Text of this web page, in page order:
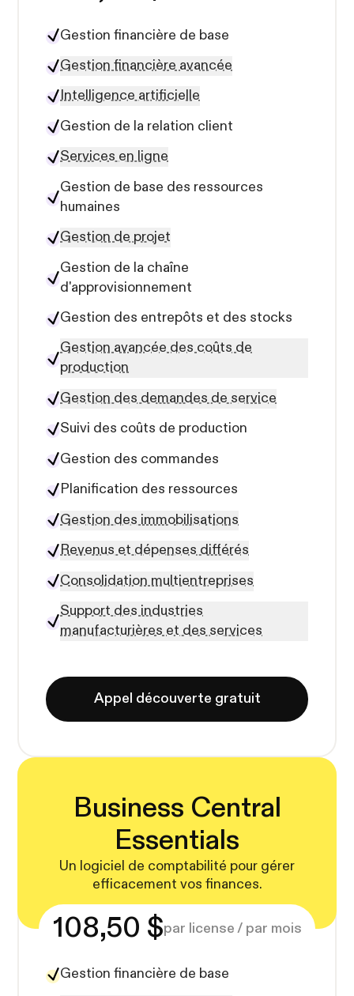
Gestion financière de base
Gestion financière avancée
Intelligence artificielle
Gestion de la relation client
Services en ligne
Gestion de base des ressources
humaines
Gestion de projet
Gestion de la chaîne
d'approvisionnement
Gestion des entrepôts et des stocks
Gestion avancée des coûts de
production
Gestion des demandes de service
Suivi des coûts de production
Gestion des commandes
Planification des ressources
Gestion des immobilisations
Revenus et dépenses différés
Consolidation multientreprises
Support des industries
manufacturières et des services
Appel découverte gratuit
Business Central
Essentials
Un logiciel de comptabilité pour gérer
efficacement vos finances.
108,50 $par license / par mois
Gestion financière de base